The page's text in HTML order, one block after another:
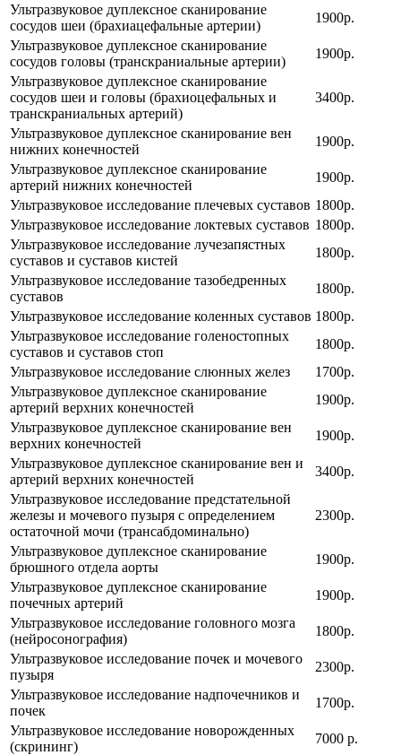
Ультразвуковое дуплексное сканирование
сосудов шеи (брахиацефальные артерии)
1900р.
Ультразвуковое дуплексное сканирование
сосудов головы (транскраниальные артерии)
1900р.
Ультразвуковое дуплексное сканирование
сосудов шеи и головы (брахиоцефальных и
транскраниальных артерий)
3400р.
Ультразвуковое дуплексное сканирование вен
нижних конечностей
1900р.
Ультразвуковое дуплексное сканирование
артерий нижних конечностей
1900р.
Ультразвуковое исследование плечевых суставов 1800р.
Ультразвуковое исследование локтевых суставов 1800р.
Ультразвуковое исследование лучезапястных
суставов и суставов кистей
1800р.
Ультразвуковое исследование тазобедренных
суставов
1800р.
Ультразвуковое исследование коленных суставов 1800р.
Ультразвуковое исследование голеностопных
суставов и суставов стоп
1800р.
Ультразвуковое исследование слюнных желез
1700р.
Ультразвуковое дуплексное сканирование
артерий верхних конечностей
1900р.
Ультразвуковое дуплексное сканирование вен
верхних конечностей
1900р.
Ультразвуковое дуплексное сканирование вен и
артерий верхних конечностей
3400р.
Ультразвуковое исследование предстательной
железы и мочевого пузыря с определением
остаточной мочи (трансабдоминально)
2300р.
Ультразвуковое дуплексное сканирование
брюшного отдела аорты
1900р.
Ультразвуковое дуплексное сканирование
почечных артерий
1900р.
Ультразвуковое исследование головного мозга
(нейросонография)
1800р.
Ультразвуковое исследование почек и мочевого
пузыря
2300р.
Ультразвуковое исследование надпочечников и
почек
1700р.
Ультразвуковое исследование новорожденных
(скрининг)
7000 р.